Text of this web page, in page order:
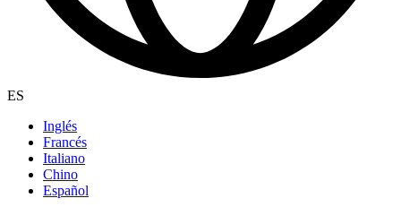
ES
Inglés
Francés
Italiano
Chino
Español